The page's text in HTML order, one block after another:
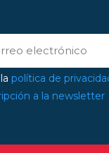
política de
a la newsletter